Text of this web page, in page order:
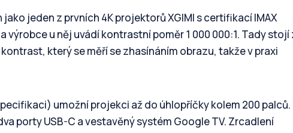
jeden z prvních 4K projektorů XGIMI s certifikací IMAX
výrobce u něj uvádí kontrastní poměr 1 000 000:1. Tady stojí
který se měří se zhasínáním obrazu, takže v praxi
umožní projekci až do úhlopříčky kolem 200 palců.
porty USB-C a vestavěný systém Google TV. Zrcadlení